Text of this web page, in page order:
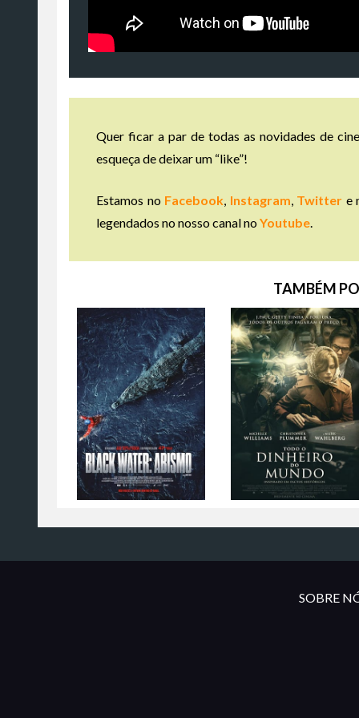
Quer ficar a par de todas as novidades de
esqueça de deixar um “like”!
Estamos no Facebook, Instagram, Twitter e
legendados no nosso canal noYoutube.
TAMBÉM
SOBRE